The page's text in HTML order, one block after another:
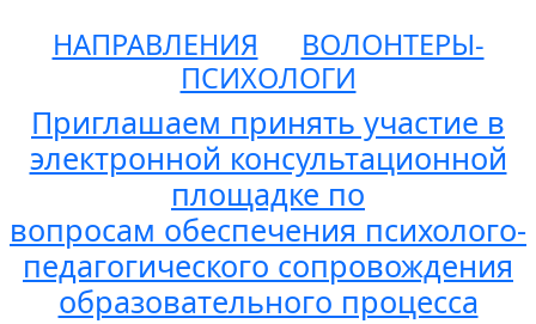
НАПРАВЛЕНИЯ
ВОЛОНТЕРЫ-
ПСИХОЛОГИ
Приглашаем принять участие в
электронной консультационной
площадке по
вопросам обеспечения психолого-
педагогического сопровождения
образовательного процесса